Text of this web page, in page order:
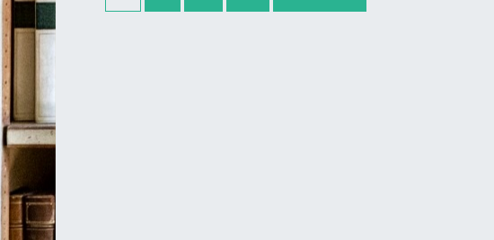
по